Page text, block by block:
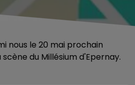
nous le 20 mai prochain
scène du Millésium d'Epernay.